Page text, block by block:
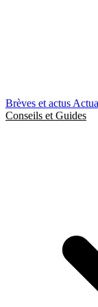
Brèves et actus
Conseils et Guides